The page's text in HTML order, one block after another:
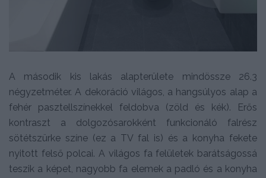
A második kis lakás alapterülete mindössze 26.3
négyzetméter. A dekoráció világos, a hangsúlyos alap a
fehér pasztellszínekkel feldobva (zöld és kék). Erős
kontraszt a dolgozósarokként funkcionáló falrész
sötétszürke színe (ez a TV fal is) és a konyha fekete
nyitott felső polcai. A világos fa felületek barátságossá
teszik a képet, nagyobb fa elemek a padló és a konyha